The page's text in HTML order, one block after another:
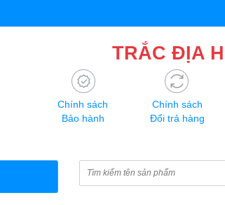
TRẮC ĐỊA
Chính sách
Bảo hành
Chính sách
Đổi trả hàng